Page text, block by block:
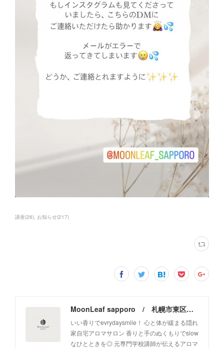
講座(26) お知らせ(217)
MoonLeaf sapporo / 札幌市東区の100種類以上の香りが楽しめるアロマスクール＆トリートメントサロン
いい香りでevrydaysmile！ 心と体が緩まる隠れ
家自宅アロマサロン 香りと手のぬくもりでslow
なひとときを◎ 元専門学校講師が伝えるアロマ